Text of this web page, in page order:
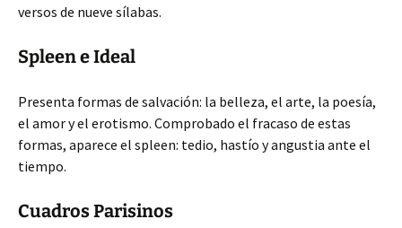
versos de nueve sílabas.
Spleen e Ideal
Presenta formas de salvación: la belleza, el arte, la poesía,
el amor y el erotismo. Comprobado el fracaso de estas
formas, aparece el spleen: tedio, hastío y angustia ante el
tiempo.
Cuadros Parisinos